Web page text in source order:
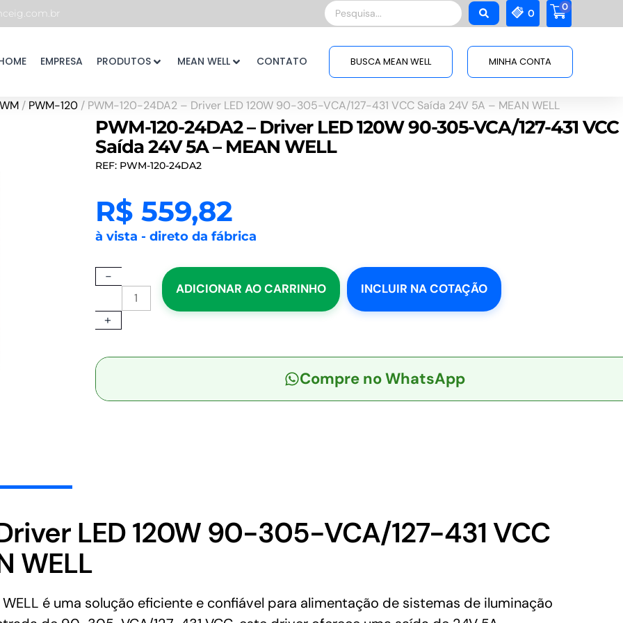
Pesquisar
...
0
0
EMPRESA PRODUTOS MEAN WELL CONTATO BUSCA MEAN WELL MINHA CONTA
/ PWM-120 / PWM-120-24DA2 – Driver LED 120W 90-305-VCA/127-431 VCC Saída 24V 5A – MEAN WELL
PWM-120-24DA2 – Driver LED 120W 90-305-VCA/127-431 VCC
Saída 24V 5A – MEAN WELL
REF: PWM-120-24DA2
R$ 559,82
à vista - direto da fábrica
-
PWM-
24DA2
-
LED
90-
-
+
ADICIONAR AO CARRINHO INCLUIR NA COTAÇÃO
Compre no WhatsApp
LED 120W 90-305-VCA/127-431 VCC
WELL
é uma solução eficiente e confiável para alimentação de sistemas de iluminação